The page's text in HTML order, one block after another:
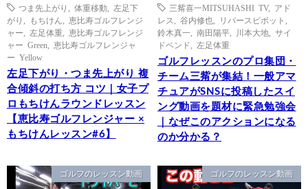
つま先上がり
体重移動
左足下
がり
もちけん
恵比寿ゴルフレンジ
ャー
左足体重
恵比寿ゴルフレンジ
ャー Green
恵比寿ゴルフレンジャ
ー Yellow
左足下がり・つま先上がり 複
合傾斜の打ち方 コツ｜女子プ
ロもちけんラウンドレッスン
【恵比寿ゴルフレンジャー ×
もちけんレッスン#6】
三觜喜一MITSUHASHI TV, アド
レス
谷内修也 リバースピボット
鈴木真一
南田陽平 川本大地
サイ
ドベンド
左足体重
ゴルフレッスンのプロ集団・
チーム三觜が集結！一般アマ
チュアがSNSに投稿したスイ
ング動画を題材に緊急勉強会
｜なぜこのアクションになる
のか分かる？
ゴルフのレッスン動画 ゴルフのレッスン動画